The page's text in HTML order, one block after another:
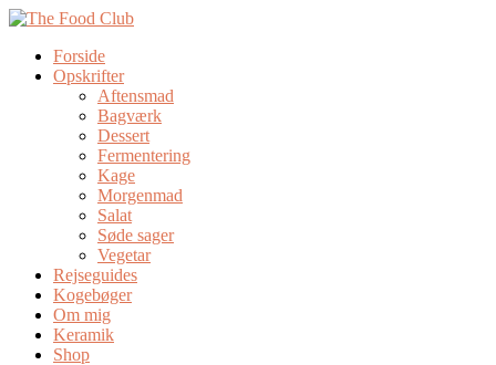
Forside
Opskrifter
Aftensmad
Bagværk
Dessert
Fermentering
Kage
Morgenmad
Salat
Søde sager
Vegetar
Rejseguides
Kogebøger
Om mig
Keramik
Shop